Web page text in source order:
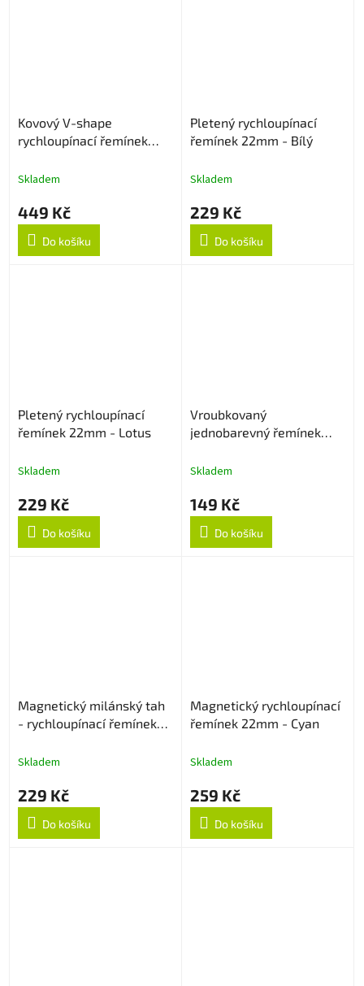
Kovový V-shape
rychloupínací řemínek
Skladem
449 Kč
Do košíku
Pletený rychloupínací
řemínek 22mm - Bílý
Skladem
229 Kč
Do košíku
Pletený rychloupínací
řemínek 22mm - Lotus
Skladem
229 Kč
Do košíku
Vroubkovaný
jednobarevný řemínek
Skladem
149 Kč
Do košíku
Magnetický milánský tah
- rychloupínací řemínek
Skladem
229 Kč
Do košíku
Magnetický rychloupínací
řemínek 22mm - Cyan
Skladem
259 Kč
Do košíku